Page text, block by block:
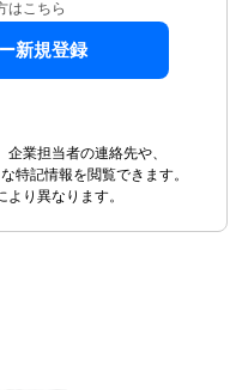
はこちら
新規登録
業担当者の連絡先や、
特記情報を閲覧できます。
り異なります。